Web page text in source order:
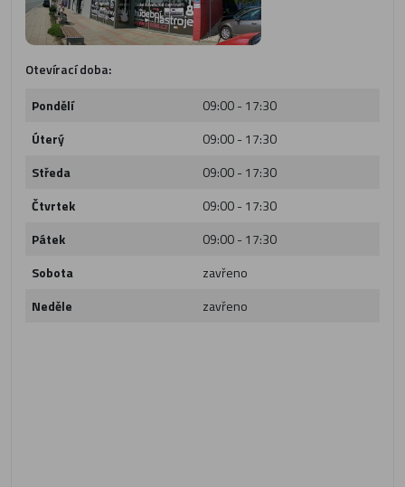
Otevírací doba:
Pondělí
09:00 - 17:30
Úterý
09:00 - 17:30
Středa
09:00 - 17:30
Čtvrtek
09:00 - 17:30
Pátek
09:00 - 17:30
Sobota
zavřeno
Neděle
zavřeno